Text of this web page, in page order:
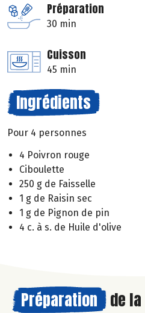
Préparation
30 min
Cuisson
45 min
Ingrédients
Pour 4 personnes
4 Poivron rouge
Ciboulette
250 g de Faisselle
1 g de Raisin sec
1 g de Pignon de pin
4 c. à s. de Huile d'olive
Préparation de la